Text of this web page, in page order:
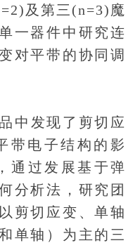
及第三(n=3)魔
一器件中研究连
对平带的协同调
发现了剪切应
带电子结构的影
通过发展基于弹
分析法，研究团
剪切应变、单轴
单轴）为主的三